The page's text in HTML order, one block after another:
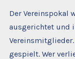
Der Vereinspokal
ausgerichtet und
Vereinsmitglieder.
gespielt. Wer